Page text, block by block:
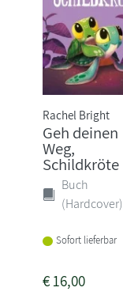
Rachel Bright
Geh deinen
Weg,
Schildkröte
Buch
(Hardcover)
Sofort lieferbar
€16,00